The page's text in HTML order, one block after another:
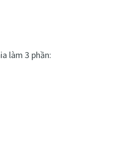
làm 3 phần: